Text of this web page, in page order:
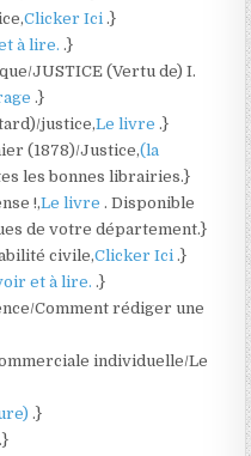
Clicker Ici.}
à lire..}
JUSTICE (Vertu de) I.
.}
justice,Le livre.}
(1878)/Justice,(la
les bonnes librairies.}
!,Le livre. Disponible
de votre département.}
civile,Clicker Ici.}
et à lire..}
Comment rédiger une
individuelle/Le
.}
.}